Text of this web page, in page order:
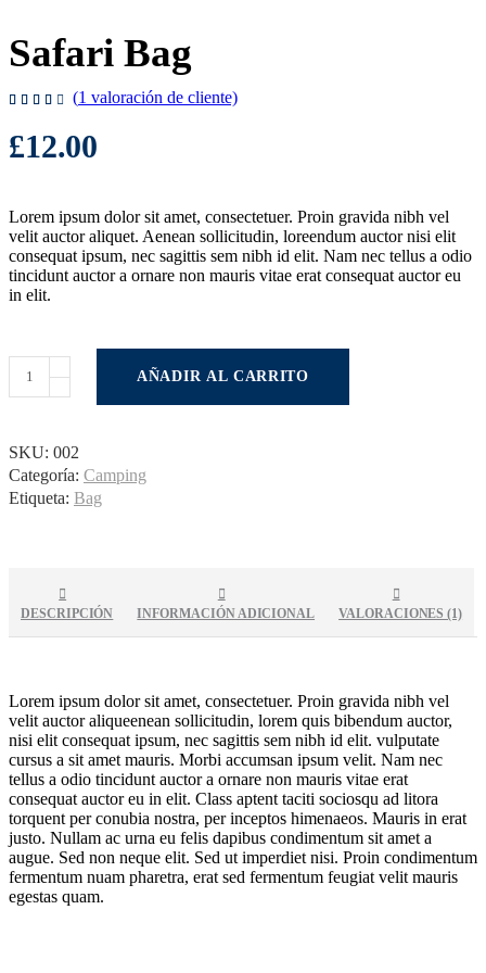
Safari Bag
Valorado
5
basado
1(1 valoración de cliente)
£12.00
Lorem ipsum dolor sit amet, consectetuer. Proin gravida nibh vel
velit auctor aliquet. Aenean sollicitudin, loreendum auctor nisi elit
consequat ipsum, nec sagittis sem nibh id elit. Nam nec tellus a odio
tincidunt auctor a ornare non mauris vitae erat consequat auctor eu
in elit.
AÑADIR AL CARRITO
SKU: 002
Categoría: Camping
Etiqueta: Bag
DESCRIPCIÓN INFORMACIÓN ADICIONAL VALORACIONES (1)
Lorem ipsum dolor sit amet, consectetuer. Proin gravida nibh vel
velit auctor aliqueenean sollicitudin, lorem quis bibendum auctor,
nisi elit consequat ipsum, nec sagittis sem nibh id elit. vulputate
cursus a sit amet mauris. Morbi accumsan ipsum velit. Nam nec
tellus a odio tincidunt auctor a ornare non mauris vitae erat
consequat auctor eu in elit. Class aptent taciti sociosqu ad litora
torquent per conubia nostra, per inceptos himenaeos. Mauris in erat
justo. Nullam ac urna eu felis dapibus condimentum sit amet a
augue. Sed non neque elit. Sed ut imperdiet nisi. Proin condimentum
fermentum nuam pharetra, erat sed fermentum feugiat velit mauris
egestas quam.